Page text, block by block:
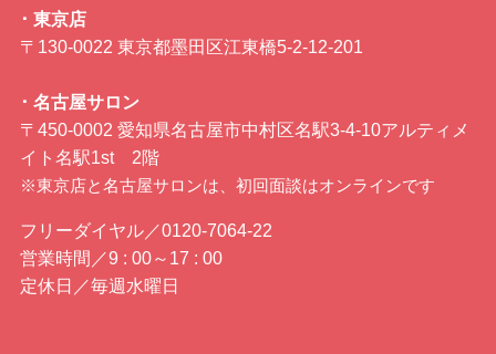
･ 東京店
〒130-0022 東京都墨田区江東橋5-2-12-201
･ 名古屋サロン
〒450-0002 愛知県名古屋市中村区名駅3-4-10アルティメ
イト名駅1st 2階
※東京店と名古屋サロンは、初回面談はオンラインです
フリーダイヤル／0120-7064-22
営業時間／9 : 00～17 : 00
定休日／毎週水曜日